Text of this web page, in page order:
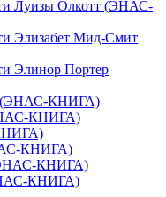
Луизы Олкотт (ЭНАС-
Элизабет Мид-Смит
Элинор Портер
(ЭНАС-КНИГА)
КНИГА)
КНИГА)
КНИГА)
КНИГА)